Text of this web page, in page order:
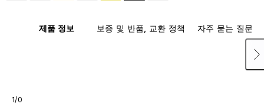
제품 정보 보증 및 반품, 교환 정책 자주 묻는 질문
1/0